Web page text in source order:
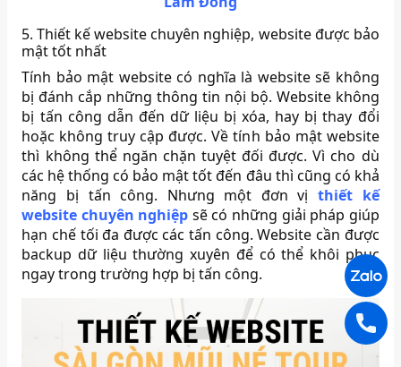
5. Thiết kế website chuyên nghiệp, website được bảo
mật tốt nhất
Tính bảo mật website có nghĩa là website sẽ không
bị đánh cắp những thông tin nội bộ. Website không
bị tấn công dẫn đến dữ liệu bị xóa, hay bị thay đổi
hoặc không truy cập được. Về tính bảo mật website
thì không thể ngăn chặn tuyệt đối được. Vì cho dù
các hệ thống có bảo mật tốt đến đâu thì cũng có khả
năng bị tấn công. Nhưng một đơn vị thiết kế
website chuyên nghiệp sẽ có những giải pháp giúp
hạn chế tối đa được các tấn công. Website cần được
backup dữ liệu thường xuyên để có thể khôi phục
ngay trong trường hợp bị tấn công.